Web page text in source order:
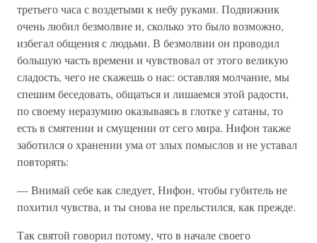
третьего часа с воздетыми к небу руками. Подвижник
очень любил безмолвие и, сколько это было возможно,
избегал общения с людьми. В безмолвии он проводил
большую часть времени и чувствовал от этого великую
сладость, чего не скажешь о нас: оставляя молчание, мы
спешим беседовать, общаться и лишаемся этой радости,
по своему неразумию оказываясь в глотке у сатаны, то
есть в смятении и смущении от сего мира. Нифон также
заботился о хранении ума от злых помыслов и не уставал
повторять:
— Внимай себе как следует, Нифон, чтобы губитель не
похитил чувства, и ты снова не прельстился, как прежде.
Так святой говорил потому, что в начале своего